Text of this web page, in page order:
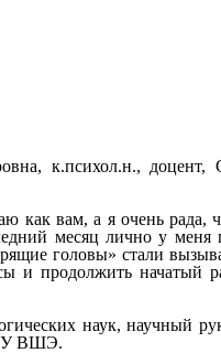
к.психол.н., доцент,
как вам, а я очень рада,
месяц лично у меня
головы» стали
и продолжить начатый
наук, научный
ВШЭ.